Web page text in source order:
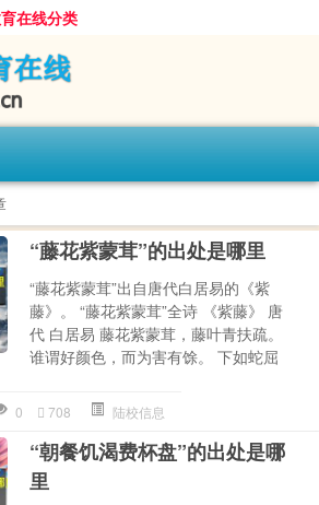
在线分类
“藤花紫蒙茸”的出处是哪里
“藤花紫蒙茸”出自唐代白居易的《紫
藤》。 “藤花紫蒙茸”全诗 《紫藤》 唐
代 白居易 藤花紫蒙茸，藤叶青扶疏。
谁谓好颜色，而为害有馀。 下如蛇屈
0 708 陆校信息
“朝餐饥渴费杯盘”的出处是哪
里